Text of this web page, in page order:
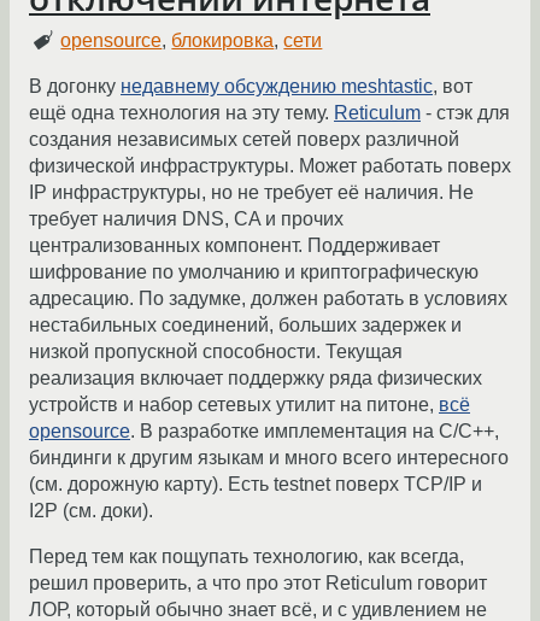
opensource, блокировка,сети
В догонку недавнему обсуждению meshtastic, вот
ещё одна технология на эту тему. Reticulum - стэк для
создания независимых сетей поверх различной
физической инфраструктуры. Может работать поверх
IP инфраструктуры, но не требует её наличия. Не
требует наличия DNS, CA и прочих
централизованных компонент. Поддерживает
шифрование по умолчанию и криптографическую
адресацию. По задумке, должен работать в условиях
нестабильных соединений, больших задержек и
низкой пропускной способности. Текущая
реализация включает поддержку ряда физических
устройств и набор сетевых утилит на питоне, всё
opensource. В разработке имплементация на C/C++,
биндинги к другим языкам и много всего интересного
(см. дорожную карту). Есть testnet поверх TCP/IP и
I2P (см. доки).
Перед тем как пощупать технологию, как всегда,
решил проверить, а что про этот Reticulum говорит
ЛОР, который обычно знает всё, и с удивлением не